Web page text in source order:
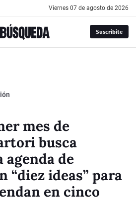
viernes 07 de agosto de 2026
Suscribite
mes de
busca
agenda de
“diez ideas” para
en cinco